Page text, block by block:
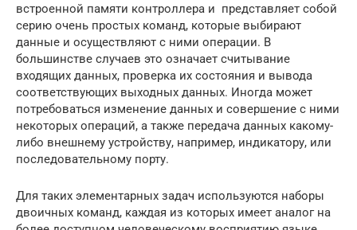
встроенной памяти контроллера и представляет собой
серию очень простых команд, которые выбирают
данные и осуществляют с ними операции. В
большинстве случаев это означает считывание
входящих данных, проверка их состояния и вывода
соответствующих выходных данных. Иногда может
потребоваться изменение данных и совершение с ними
некоторых операций, а также передача данных какому-
либо внешнему устройству, например, индикатору, или
последовательному порту.
Для таких элементарных задач используются наборы
двоичных команд, каждая из которых имеет аналог на